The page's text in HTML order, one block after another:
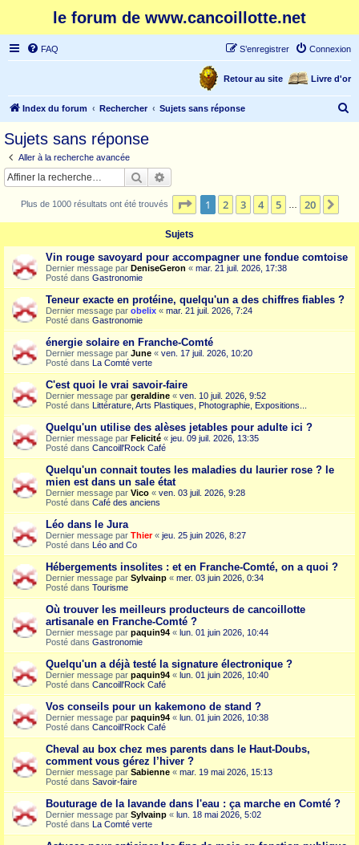
le forum de www.cancoillotte.net
FAQ Connexion
S’enregistrer
Livre d'or
Retour au site
Index du forum Rechercher Sujets sans réponse
c
Sujets sans réponse
Aller à la recherche avancée
Rechercher
Plus de 1000 résultats ont été trouvés Page 1sur20
1 2 3 4 5 20
Sujets
Vin rouge savoyard pour accompagner une fondue comtoise
Dernier message par DeniseGeron « mar. 21 juil. 2026, 17:38
Posté dans Gastronomie
Teneur exacte en protéine, quelqu'un a des chiffres fiables ?
Dernier message par obelix « mar. 21 juil. 2026, 7:24
Posté dans Gastronomie
énergie solaire en Franche-Comté
Dernier message par June « ven. 17 juil. 2026, 10:20
Posté dans La Comté verte
C'est quoi le vrai savoir-faire
Dernier message par geraldine « ven. 10 juil. 2026, 9:52
Posté dans Littérature, Arts Plastiques, Photographie, Expositions...
Quelqu'un utilise des alèses jetables pour adulte ici ?
Dernier message par Felicité « jeu. 09 juil. 2026, 13:35
Posté dans Cancoill'Rock Café
Quelqu'un connait toutes les maladies du laurier rose ? le
mien est dans un sale état
Dernier message par Vico « ven. 03 juil. 2026, 9:28
Posté dans Café des anciens
Léo dans le Jura
Dernier message par Thier« jeu. 25 juin 2026, 8:27
Posté dans Léo and Co
Hébergements insolites : et en Franche-Comté, on a quoi ?
Dernier message par Sylvainp « mer. 03 juin 2026, 0:34
Posté dans Tourisme
Où trouver les meilleurs producteurs de cancoillotte
artisanale en Franche-Comté ?
Dernier message par paquin94 « lun. 01 juin 2026, 10:44
Posté dans Gastronomie
Quelqu'un a déjà testé la signature électronique ?
Dernier message par paquin94 « lun. 01 juin 2026, 10:40
Posté dans Cancoill'Rock Café
Vos conseils pour un kakemono de stand ?
Dernier message par paquin94 « lun. 01 juin 2026, 10:38
Posté dans Cancoill'Rock Café
Cheval au box chez mes parents dans le Haut-Doubs,
comment vous gérez l’hiver ?
Dernier message par Sabienne « mar. 19 mai 2026, 15:13
Posté dans Savoir-faire
Bouturage de la lavande dans l'eau : ça marche en Comté ?
Dernier message par Sylvainp « lun. 18 mai 2026, 5:02
Posté dans La Comté verte